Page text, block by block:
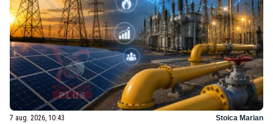
7 aug. 2026, 10:43 Stoica Marian